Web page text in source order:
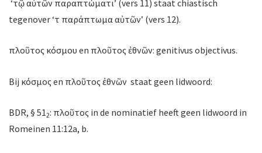
‘τῷ αὐτῶν παραπτώματι’ (vers 11) staat chiastisch
tegenover ‘τὸ παράπτωμα αὐτῶν’ (vers 12).
πλοῦτος κόσμου en πλοῦτος ἐθνῶν: genitivus objectivus.
Bij κόσμος en πλοῦτος ἐθνῶν staat geen lidwoord:
BDR, § 512: πλοῦτος in de nominatief heeft geen lidwoord in
Romeinen 11:12a, b.